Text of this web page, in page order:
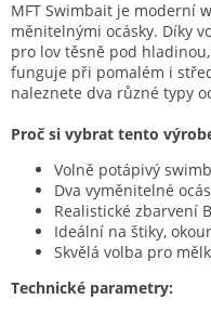
MFT Swimbait je moderní
měnitelnými ocásky. Díky
pro lov těsně pod
funguje při pomalém i
naleznete dva různé typy
Proč si vybrat tento
Volně potápivý
Dva vyměnitelné
Realistické zbarvení
Ideální na štiky,
Skvělá volba pro
Technické parametry: